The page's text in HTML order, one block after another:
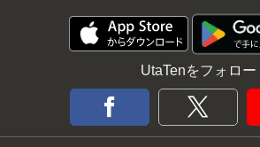
UtaTenをフォロー